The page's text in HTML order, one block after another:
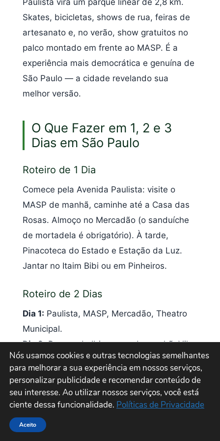
Paulista vira um parque linear de 2,8 km.
Skates, bicicletas, shows de rua, feiras de
artesanato e, no verão, show gratuitos no
palco montado em frente ao MASP. É a
experiência mais democrática e genuína de
São Paulo — a cidade revelando sua
melhor versão.
O Que Fazer em 1, 2 e 3
Dias em São Paulo
Roteiro de 1 Dia
Comece pela Avenida Paulista: visite o
MASP de manhã, caminhe até a Casa das
Rosas. Almoço no Mercadão (o sanduíche
de mortadela é obrigatório). À tarde,
Pinacoteca do Estado e Estação da Luz.
Jantar no Itaim Bibi ou em Pinheiros.
Roteiro de 2 Dias
Dia 1: Paulista, MASP, Mercadão, Theatro
Municipal.
Dia 2:Parque do Ibirapuera de manhã, Vila
Madalena e Beco do Batman à tarde, jantar
e bares em Pinheiros ou Barra Funda à
noite.
Roteiro de 3 Dias
Nós usamos cookies e outras tecnologias semelhantes
para melhorar a sua experiência em nossos serviços,
personalizar publicidade e recomendar conteúdo de
seu interesse. Ao utilizar nossos serviços, você está
ciente dessa funcionalidade. Políticas de Privacidade
Aceito